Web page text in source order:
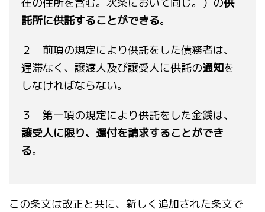
託所に供託することができる。
２ 前項の規定により供託をした債務者は、
遅滞なく、譲渡人及び譲受人に供託の通知を
しなければならない。
３ 第一項の規定により供託をした金銭は、
譲受人に限り、還付を請求することができ
る。
この条文は改正と共に、新しく追加された条文で